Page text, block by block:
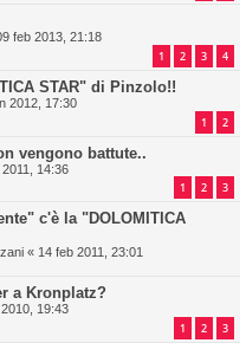
feb 2013, 21:18
1 2 3 4
STAR" di Pinzolo!!
2012, 17:30
1 2
vengono battute..
14:36
1 2 3
c'è la "DOLOMITICA
« 14 feb 2011, 23:01
a Kronplatz?
19:43
1 2 3